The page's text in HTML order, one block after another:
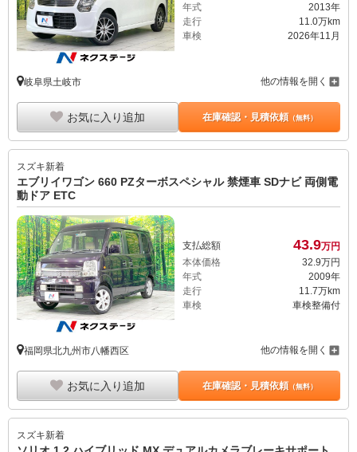
年式
2013年
走行
11.0万km
車検
2026年11月
岐阜県土岐市 他の情報を開く
お気に入り追加 在庫確認・見積依頼（無料）
スズキ新着
エブリイワゴン 660 PZターボスペシャル 禁煙車 SDナビ 両側電
動ドア ETC
支払総額 43.9万円
本体価格
32. 9万円
年式
2009年
走行
11.7万km
車検
車検整備付
福岡県北九州市八幡西区 他の情報を開く
お気に入り追加 在庫確認・見積依頼（無料）
スズキ新着